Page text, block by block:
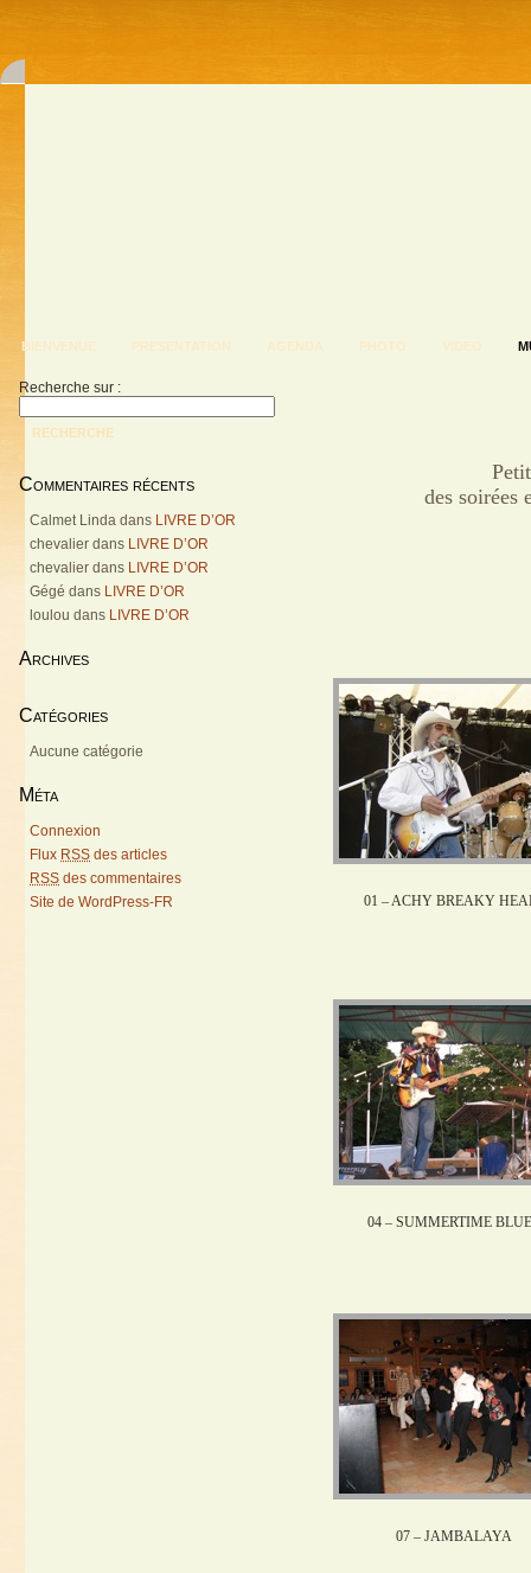
BIENVENUE
Recherche sur :
RECHERCHE
Commentaires récents
Calmet Linda dans LIVRE D’OR
chevalier dans LIVRE D’OR
chevalier dans LIVRE D’OR
Gégé dans LIVRE D’OR
loulou dans LIVRE D’OR
Archives
Catégories
Aucune catégorie
Méta
Connexion
Flux RSS des articles
RSS des commentaires
Site de WordPress-FR
des soirées
01 – ACHY BREAKY
04 – SUMMERTIME
07 – JAMBALAYA